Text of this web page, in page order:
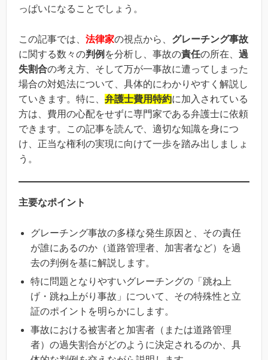
っぱいになることでしょう。
この記事では、 法律家の視点から、 グレーチング事故
に関する数々の判例 を分析し、事故の責任の所在、 過
失割合の考え方、そして万が一事故に遭ってしまった
場合の対処法について、具体的にわかりやすく解説し
ていきます。特に、 弁護士費用特約に加入されている
方は、費用の心配をせずに専門家である弁護士に依頼
できます。この記事を読んで、適切な知識を身につ
け、正当な権利の実現に向けて一歩を踏み出しましょ
う。
主要なポイント
グレーチング事故の多様な発生原因と、その責任
が誰にあるのか（道路管理者、加害者など）を過
去の判例を基に解説します。
特に問題となりやすいグレーチングの「跳ね上
げ・跳ね上がり事故」について、その特殊性と立
証のポイントを明らかにします。
事故における被害者と加害者（または道路管理
者）の過失割合がどのように決定されるのか、具